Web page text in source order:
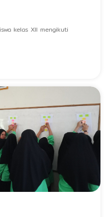
kelas XII mengikuti